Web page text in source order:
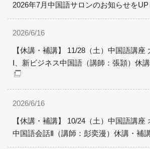
2026年7月中国語サロンのお知らせをUP
2026/6/16
【休講・補講】 11/28（土）中国語講座
Ⅰ、新ビジネス中国語（講師：張頴）休
2026/6/16
【休講・補講】 10/24（土）中国語講座
中国語会話Ⅱ（講師：彭奕漫）休講・補